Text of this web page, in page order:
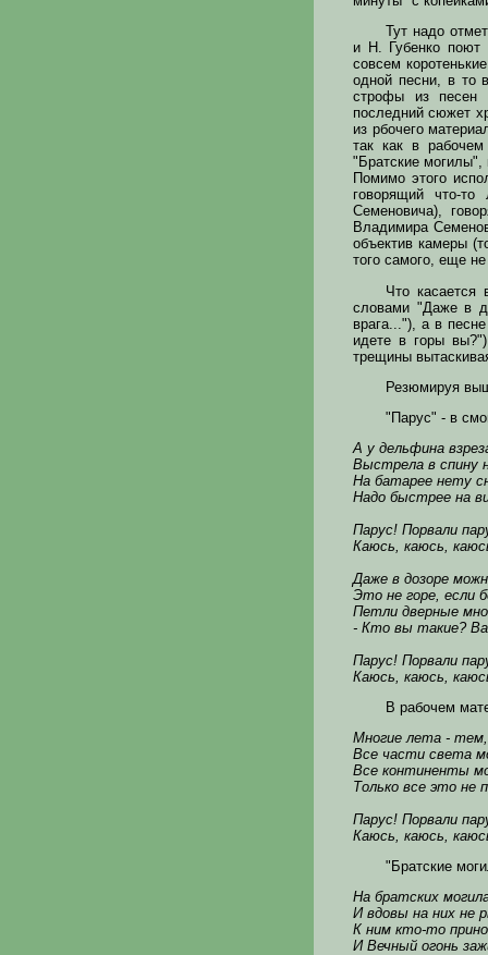
Тут надо
и Н. Губенко поют
совсем
одной песни, в то
строфы из песен
последний сюжет
из рбочего
так как в
"Братские могилы",
Помимо этого
говорящий что-
Семеновича),
Владимира
объектив камеры
того самого, еще
Что касается
словами "Даже в
врага..."), а в
идете в горы
трещины
Резюмируя
"Парус" - в
А у дельфина
Выстрела в спину
На батарее нету
Надо быстрее на
Парус! Порвали
Каюсь, каюсь,
Даже в дозоре
Это не горе, если
Петли дверные
- Кто вы такие?
Парус! Порвали
Каюсь, каюсь,
В рабочем
Многие лета -
Все части света
Все континенты
Только все это не
Парус! Порвали
Каюсь, каюсь,
"Братские
На братских
И вдовы на них не
К ним кто-то
И Вечный огонь